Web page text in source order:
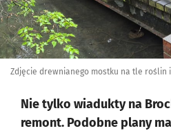
Zdjęcie drewnianego mostku na tle roślin
Nie tylko wiadukty na
remont. Podobne plany